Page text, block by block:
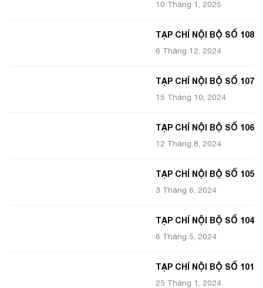
10 Tháng 1, 2025
TẠP CHÍ NỘI BỘ SỐ 108
6 Tháng 12, 2024
TẠP CHÍ NỘI BỘ SỐ 107
15 Tháng 10, 2024
TẠP CHÍ NỘI BỘ SỐ 106
12 Tháng 8, 2024
TẠP CHÍ NỘI BỘ SỐ 105
3 Tháng 6, 2024
TẠP CHÍ NỘI BỘ SỐ 104
6 Tháng 5, 2024
TẠP CHÍ NỘI BỘ SỐ 101
25 Tháng 1, 2024